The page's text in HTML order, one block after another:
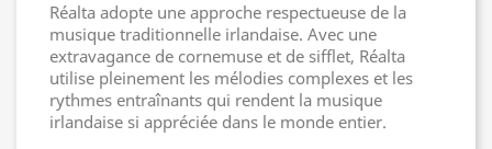
Réalta adopte une approche respectueuse de la
musique traditionnelle irlandaise. Avec une
extravagance de cornemuse et de sifflet, Réalta
utilise pleinement les mélodies complexes et les
rythmes entraînants qui rendent la musique
irlandaise si appréciée dans le monde entier.